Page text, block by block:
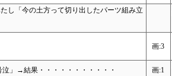
し「今の土方って切り出したパーツ組み立
画:3
」→結果・・・・・・・・・・・ 画:1